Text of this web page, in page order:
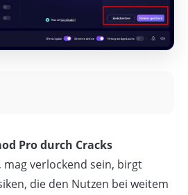
Pro durch Cracks
mag verlockend sein, birgt
die den Nutzen bei weitem